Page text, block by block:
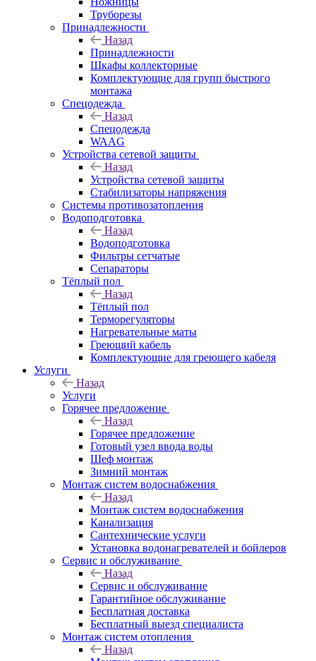
Труборезы
Принадлежности
Назад
Принадлежности
Шкафы коллекторные
Комплектующие для групп быстрого
монтажа
Спецодежда
Назад
Спецодежда
WAAG
Устройства сетевой защиты
Назад
Устройства сетевой защиты
Стабилизаторы напряжения
Системы противозатопления
Водоподготовка
Назад
Водоподготовка
Фильтры сетчатые
Сепараторы
Тёплый пол
Назад
Тёплый пол
Терморегуляторы
Нагревательные маты
Греющий кабель
Комплектующие для греющего кабеля
Услуги
Назад
Услуги
Горячее предложение
Назад
Горячее предложение
Готовый узел ввода воды
Шеф монтаж
Зимний монтаж
Монтаж систем водоснабжения
Назад
Монтаж систем водоснабжения
Канализация
Сантехнические услуги
Установка водонагревателей и бойлеров
Сервис и обслуживание
Назад
Сервис и обслуживание
Гарантийное обслуживание
Бесплатная доставка
Бесплатный выезд специалиста
Монтаж систем отопления
Назад